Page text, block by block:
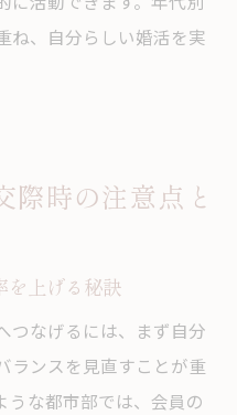
ね、自分らしい婚活を実
際時の注意点と
を上げる秘訣
つなげるには、まず自分
ランスを見直すことが重
うな都市部では、会員の